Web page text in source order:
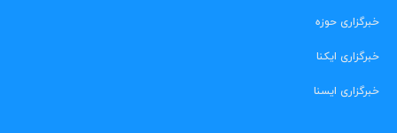
خبرگزاری حوزه
خبرگزاری ایکنا
خبرگزاری ایسنا